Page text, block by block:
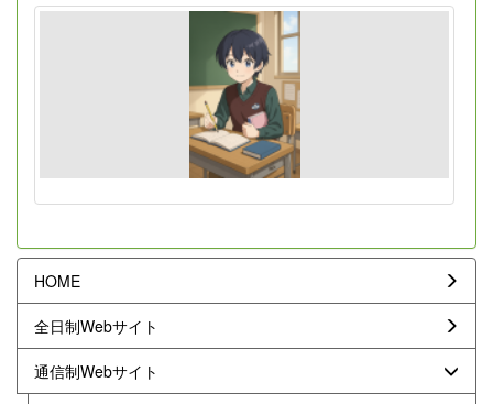
HOME
全日制Webサイト
通信制Webサイト